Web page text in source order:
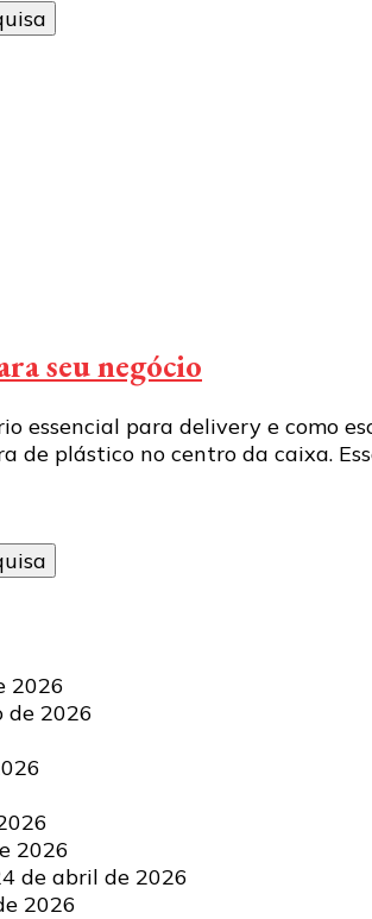
seu negócio
essencial para delivery e como
plástico no centro da caixa.
2026
de 2026
2026
de abril de 2026
2026